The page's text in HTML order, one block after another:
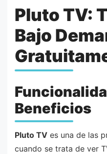
Pluto TV:
Bajo
Beneficios
Pluto TV es una de las
cuando se trata de ver